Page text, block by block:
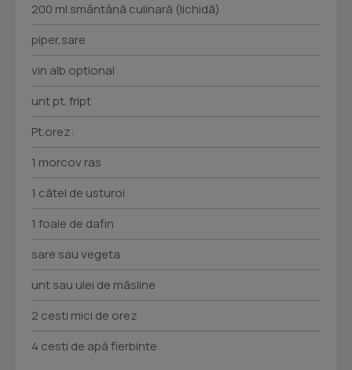
200 ml smântânã culinarã (lichidã)
piper,sare
vin alb optional
unt pt. fript
Pt.orez:
1 morcov ras
1 cãtel de usturoi
1 foaie de dafin
sare sau vegeta
unt sau ulei de mãsline
2 cesti mici de orez
4 cesti de apã fierbinte